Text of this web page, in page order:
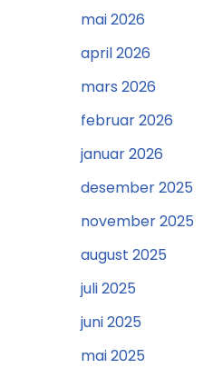
mai 2026
april 2026
mars 2026
februar 2026
januar 2026
desember 2025
november 2025
august 2025
juli 2025
juni 2025
mai 2025